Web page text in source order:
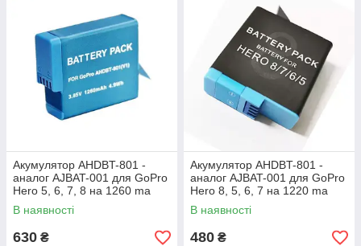
Акумулятор AHDBT-801 -
аналог AJBAT-001 для GoPro
Hero 5, 6, 7, 8 на 1260 ma
В наявності
630 ₴
Акумулятор AHDBT-801 -
аналог AJBAT-001 для GoPro
Hero 8, 5, 6, 7 на 1220 ma
В наявності
480 ₴